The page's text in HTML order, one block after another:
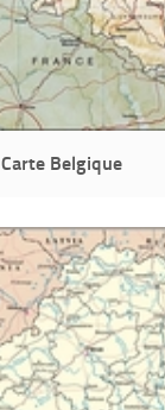
Carte Belgique